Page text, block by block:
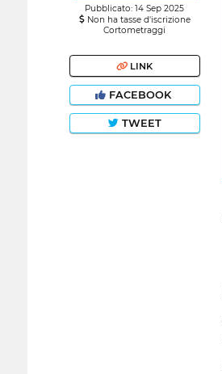
Pubblicato: 14 Sep 2025
Non ha tasse d'iscrizione
Cortometraggi
LINK
FACEBOOK
TWEET